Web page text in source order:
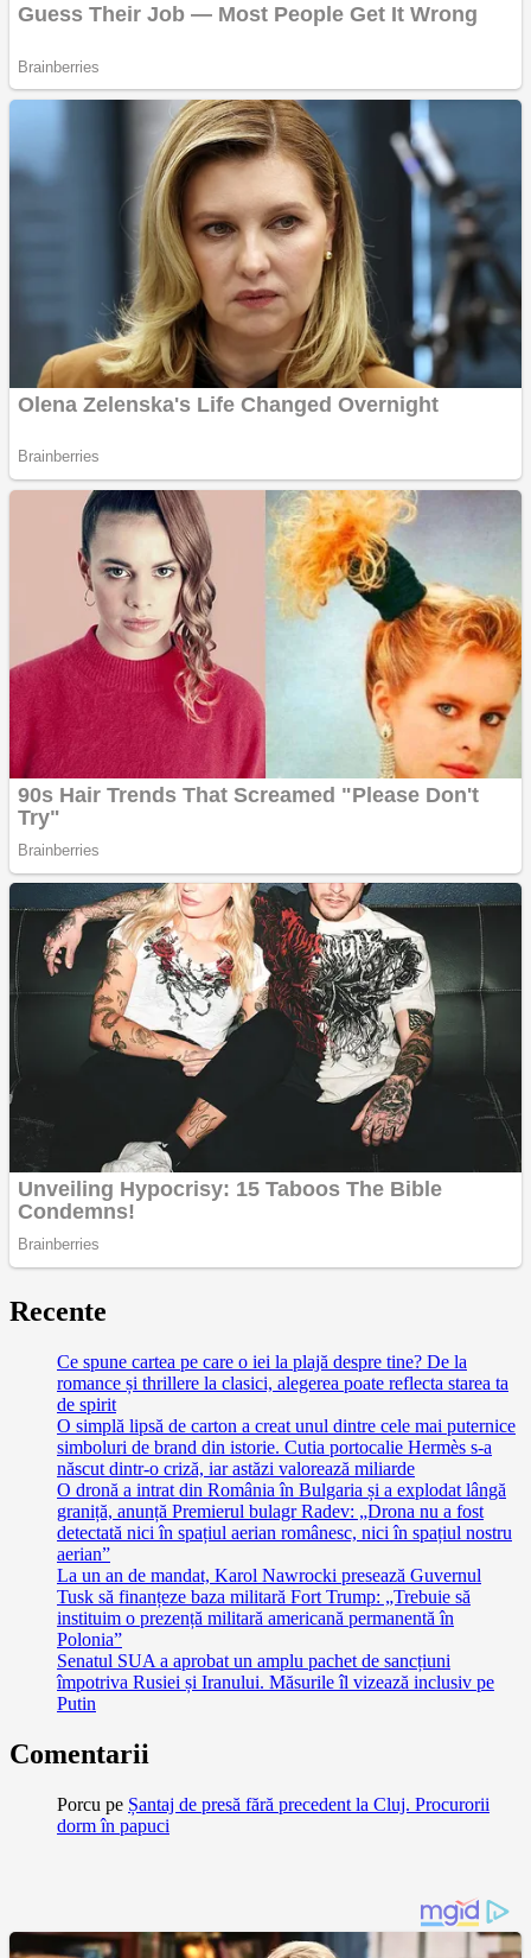
Recente
Ce spune cartea pe care o iei la plajă despre tine? De la
romance și thrillere la clasici, alegerea poate reflecta starea ta
de spirit
O simplă lipsă de carton a creat unul dintre cele mai puternice
simboluri de brand din istorie. Cutia portocalie Hermès s-a
născut dintr-o criză, iar astăzi valorează miliarde
O dronă a intrat din România în Bulgaria și a explodat lângă
graniță, anunță Premierul bulagr Radev: „Drona nu a fost
detectată nici în spațiul aerian românesc, nici în spațiul nostru
aerian”
La un an de mandat, Karol Nawrocki presează Guvernul
Tusk să finanțeze baza militară Fort Trump: „Trebuie să
instituim o prezență militară americană permanentă în
Polonia”
Senatul SUA a aprobat un amplu pachet de sancțiuni
împotriva Rusiei și Iranului. Măsurile îl vizează inclusiv pe
Putin
Comentarii
Porcu pe Șantaj de presă fără precedent la Cluj. Procurorii
dorm în papuci